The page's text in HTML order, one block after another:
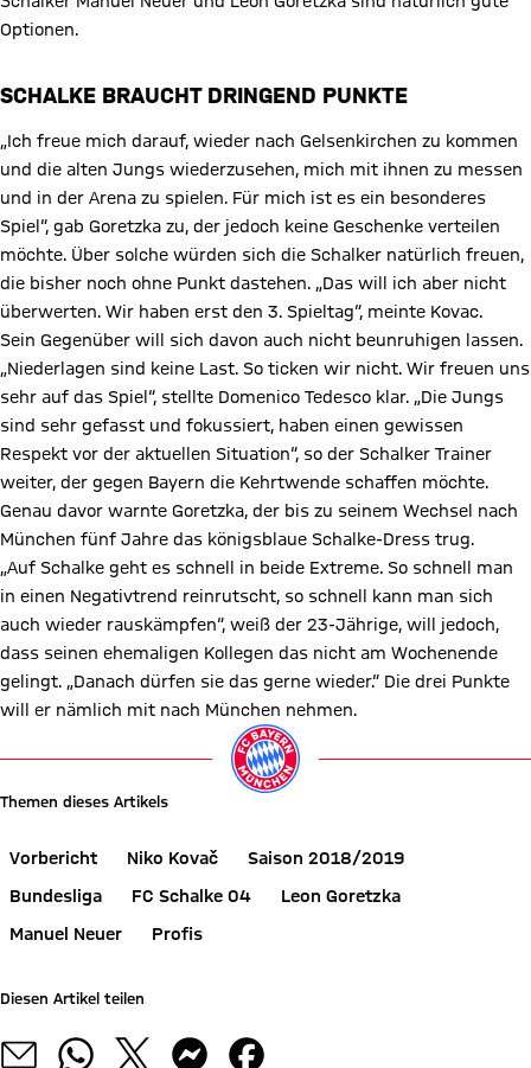
Optionen.
SCHALKE BRAUCHT DRINGEND PUNKTE
„Ich freue mich darauf, wieder nach Gelsenkirchen zu kommen
und die alten Jungs wiederzusehen, mich mit ihnen zu messen
und in der Arena zu spielen. Für mich ist es ein besonderes
Spiel“, gab Goretzka zu, der jedoch keine Geschenke verteilen
möchte. Über solche würden sich die Schalker natürlich freuen,
die bisher noch ohne Punkt dastehen. „Das will ich aber nicht
überwerten. Wir haben erst den 3. Spieltag“, meinte Kovac.
Sein Gegenüber will sich davon auch nicht beunruhigen lassen.
„Niederlagen sind keine Last. So ticken wir nicht. Wir freuen uns
sehr auf das Spiel“, stellte Domenico Tedesco klar. „Die Jungs
sind sehr gefasst und fokussiert, haben einen gewissen
Respekt vor der aktuellen Situation“, so der Schalker Trainer
weiter, der gegen Bayern die Kehrtwende schaffen möchte.
Genau davor warnte Goretzka, der bis zu seinem Wechsel nach
München fünf Jahre das königsblaue Schalke-Dress trug.
„Auf Schalke geht es schnell in beide Extreme. So schnell man
in einen Negativtrend reinrutscht, so schnell kann man sich
auch wieder rauskämpfen“, weiß der 23-Jährige, will jedoch,
dass seinen ehemaligen Kollegen das nicht am Wochenende
gelingt. „Danach dürfen sie das gerne wieder.“ Die drei Punkte
will er nämlich mit nach München nehmen.
Themen dieses Artikels
Vorbericht Niko Kovač
Saison 2018/2019
Bundesliga
FC Schalke 04
Leon Goretzka
Manuel Neuer
Profis
Diesen Artikel teilen